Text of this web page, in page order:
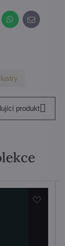
WhatsApp
E-
mail
produkt